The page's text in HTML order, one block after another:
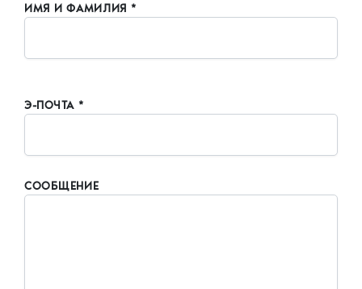
ИМЯ И ФАМИЛИЯ *
Э-ПОЧТА *
СООБЩЕНИЕ